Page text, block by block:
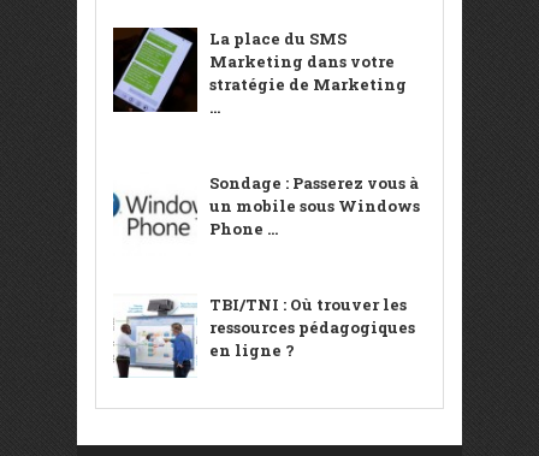
La place du SMS
Marketing dans votre
stratégie de Marketing
...
Sondage : Passerez vous à
un mobile sous Windows
Phone ...
TBI/TNI : Où trouver les
ressources pédagogiques
en ligne ?